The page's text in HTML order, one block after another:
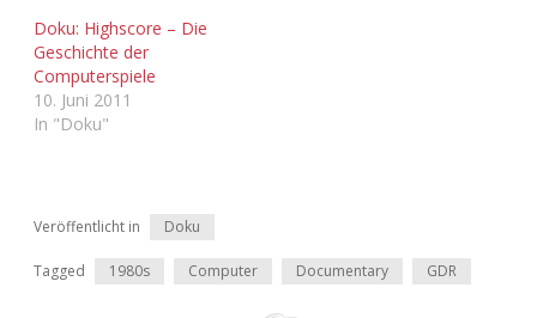
Doku: Highscore – Die
Geschichte der
Computerspiele
10. Juni 2011
In "Doku"
Veröffentlicht in Doku
Tagged 1980s Computer Documentary GDR